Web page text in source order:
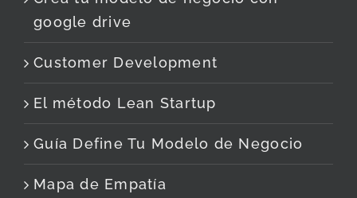
google drive
Customer Development
El método Lean Startup
Guía Define Tu Modelo de Negocio
Mapa de Empatía